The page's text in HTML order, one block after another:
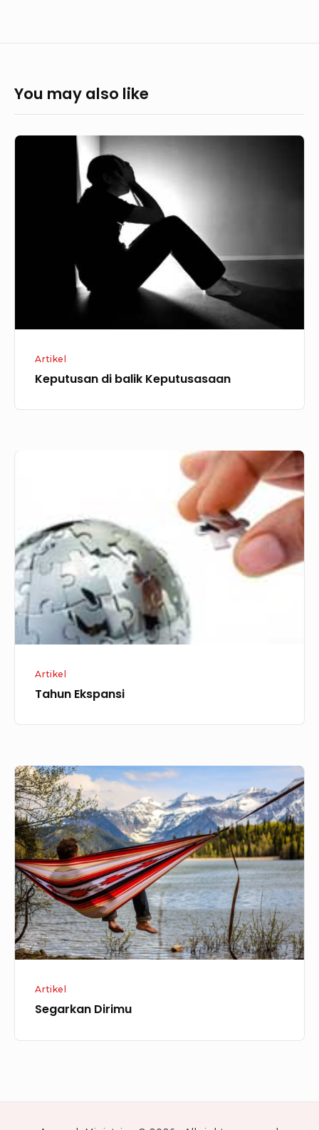
You may also like
Keputusan
Keputusasaan
Artikel
Keputusan di balik Keputusasaan
Artikel
Tahun Ekspansi
Segarkan
Dirimu
Artikel
Segarkan Dirimu